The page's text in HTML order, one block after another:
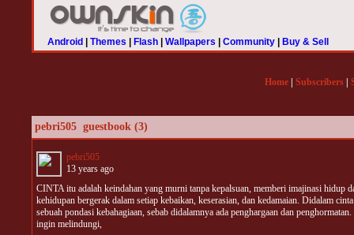
Android Themes Flash Wallpapers Community Buy & Sell
Home Subscribers
pebri505 guestbook (3)
pebri505
13 years ago
CINTA itu adalah keindahan yang murni tanpa kepalsuan, memberi imajinasi hidup
kehidupan bergerak dalam setiap kebaikan, keserasian, dan kedamaian. Didalam
sebuah pondasi kebahagiaan, sebab didalamnya ada penghargaan dan
ingin melindungi,